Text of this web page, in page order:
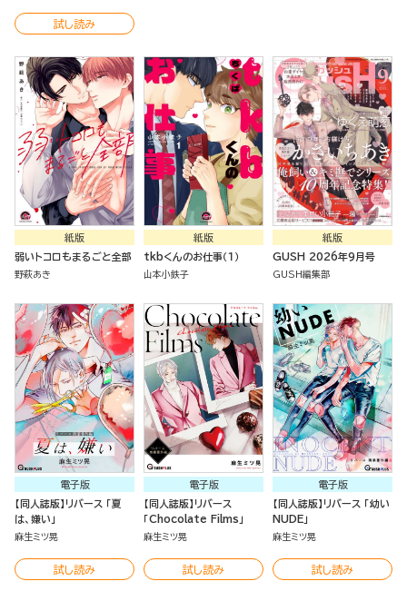
試し読み
紙版
弱いトコロもまるごと全部
野萩あき
紙版
tkbくんのお仕事（１）
山本小鉄子
紙版
GUSH 2026年9月号
GUSH編集部
電子版
【同人誌版】リバース 「夏
は、嫌い」
麻生ミツ晃
試し読み
電子版
【同人誌版】リバース
「Chocolate Films」
麻生ミツ晃
試し読み
電子版
【同人誌版】リバース 「幼い
NUDE」
麻生ミツ晃
試し読み